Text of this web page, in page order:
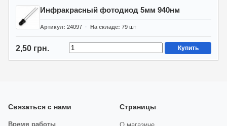
Инфракрасный фотодиод 5мм 940нм
Артикул 24097 На складе 79 шт
2,50 грн. Купить
Связаться с нами
Время работы
Страницы